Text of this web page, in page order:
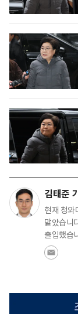
김태준
현재 청와
맡았습니
출입했습